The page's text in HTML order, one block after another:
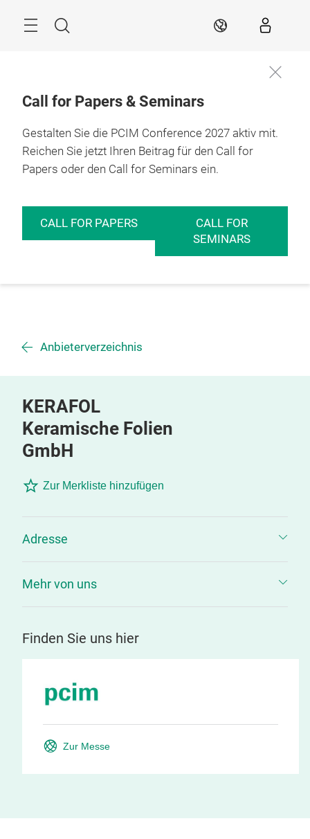
Suche DE
Call for Papers & Seminars
Gestalten Sie die PCIM Conference 2027 aktiv mit.
Reichen Sie jetzt Ihren Beitrag für den Call for
Papers oder den Call for Seminars ein.
CALL FOR PAPERS
CALL FOR
SEMINARS
Anbieterverzeichnis
KERAFOL
Keramische Folien
GmbH
Zur Merkliste hinzufügen
Adresse
Mehr von uns
Finden Sie uns hier
Zur Messe